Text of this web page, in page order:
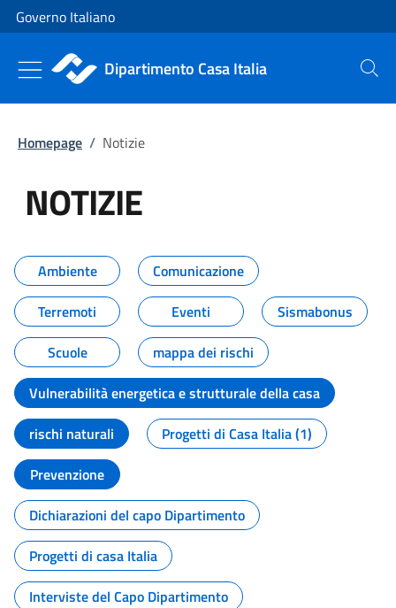
Vai al contenuto
Vai alla navigazione del sito
Governo Italiano
Dipartimento Casa Italia Cerca
Homepage / Notizie
NOTIZIE
Tutti i contenuti della pagina
Ambiente
Comunicazione
Terremoti
Eventi
Sismabonus
Scuole
mappa dei rischi
Vulnerabilità energetica e strutturale della casa
rischi naturali
Progetti di Casa Italia (1)
Prevenzione
Dichiarazioni del capo Dipartimento
Progetti di casa Italia
Interviste del Capo Dipartimento